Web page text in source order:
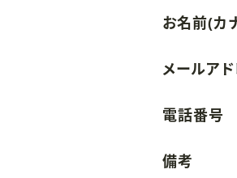
お名前(カ
メールア
電話番号
備考